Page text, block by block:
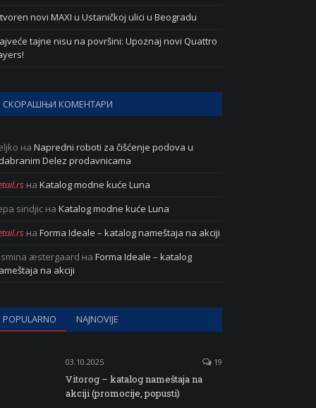
novi MAXI u Ustaničkoj ulici u Beogradu
tajne nisu na površini: Upoznaj novi Quattro
СКОРАШЊИ КОМЕНТАРИ
на Napredni roboti za čišćenje podova u
Delez prodavnicama
на Katalog modne kuće Luna
sindjic на Katalog modne kuće Luna
на Forma Ideale – katalog nameštaja na akciji
æstergaard на Forma Ideale – katalog
na akciji
POPULARNO NAJNOVIJE
03.10.2025 19
Vitorog – katalog nameštaja na
akciji (promocije, popusti)